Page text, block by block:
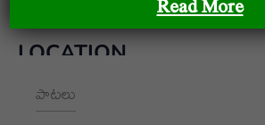
పాటలు
LOCATION
+91 9989928562
Read More